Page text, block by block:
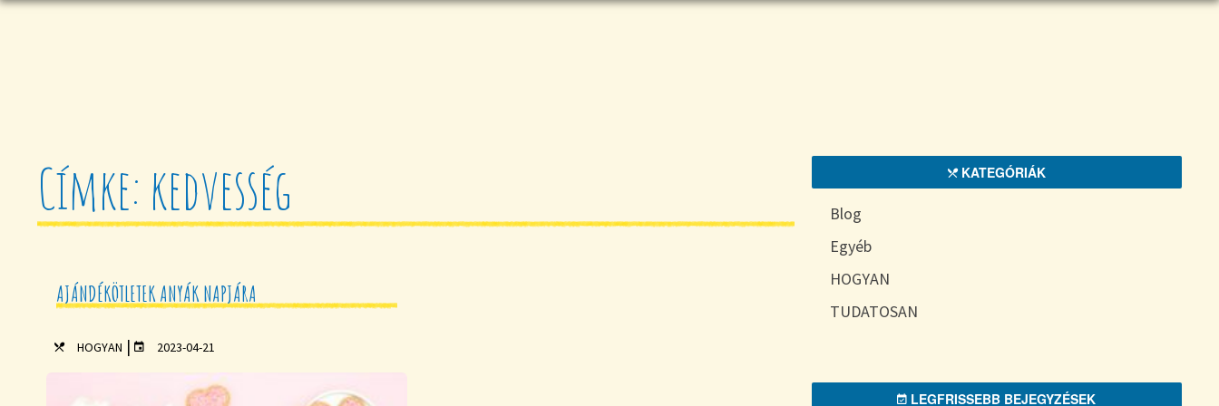
Címke: kedvesség
AJÁNDÉKÖTLETEK ANYÁK NAPJÁRA
HOGYAN | 2023-04-21
KATEGÓRIÁK
Blog
Egyéb
HOGYAN
TUDATOSAN
LEGFRISSEBB BEJEGYZÉSEK